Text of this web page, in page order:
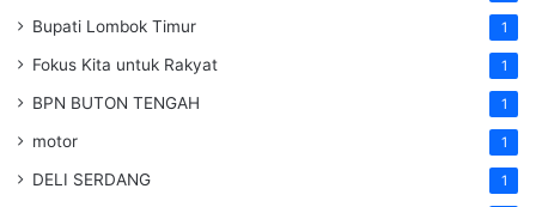
Bupati Lombok Timur 1
Fokus Kita untuk Rakyat 1
BPN BUTON TENGAH 1
motor 1
DELI SERDANG 1